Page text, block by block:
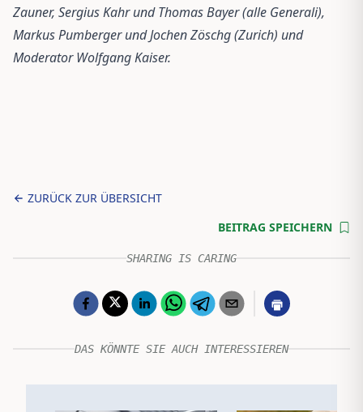
Zauner, Sergius Kahr und Thomas Bayer (alle Generali),
Markus Pumberger und Jochen Zöschg (Zurich) und
Moderator Wolfgang Kaiser.
ZURÜCK ZUR ÜBERSICHT
BEITRAG SPEICHERN
SHARING IS CARING
DAS KÖNNTE SIE AUCH INTERESSIEREN